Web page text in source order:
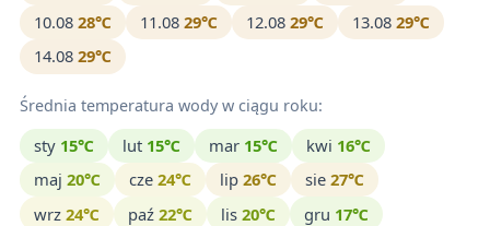
10.08 28℃ 11.08 29℃ 12.08 29℃ 13.08 29℃
14.08 29℃
Średnia temperatura wody w ciągu roku:
sty 15℃ lut 15℃ mar 15℃ kwi 16℃
maj 20℃ cze 24℃ lip 26℃ sie 27℃
wrz 24℃ paź 22℃ lis 20℃ gru 17℃